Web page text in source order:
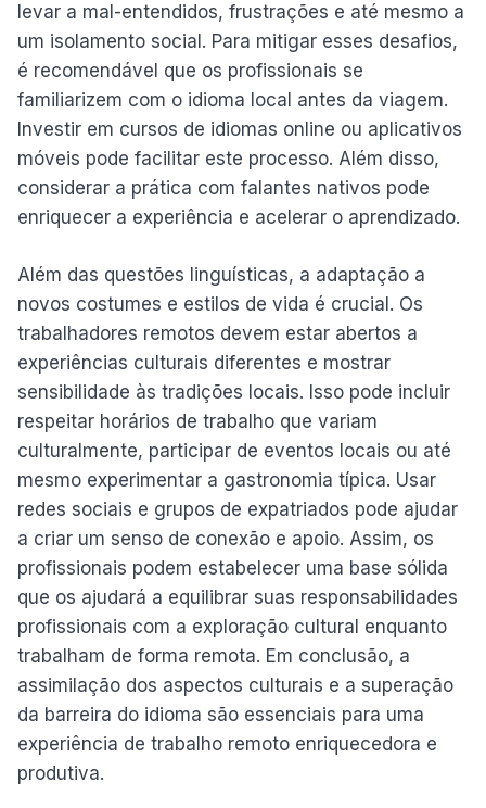
levar a mal-entendidos, frustrações e até mesmo a
um isolamento social. Para mitigar esses desafios,
é recomendável que os profissionais se
familiarizem com o idioma local antes da viagem.
Investir em cursos de idiomas online ou aplicativos
móveis pode facilitar este processo. Além disso,
considerar a prática com falantes nativos pode
enriquecer a experiência e acelerar o aprendizado.
Além das questões linguísticas, a adaptação a
novos costumes e estilos de vida é crucial. Os
trabalhadores remotos devem estar abertos a
experiências culturais diferentes e mostrar
sensibilidade às tradições locais. Isso pode incluir
respeitar horários de trabalho que variam
culturalmente, participar de eventos locais ou até
mesmo experimentar a gastronomia típica. Usar
redes sociais e grupos de expatriados pode ajudar
a criar um senso de conexão e apoio. Assim, os
profissionais podem estabelecer uma base sólida
que os ajudará a equilibrar suas responsabilidades
profissionais com a exploração cultural enquanto
trabalham de forma remota. Em conclusão, a
assimilação dos aspectos culturais e a superação
da barreira do idioma são essenciais para uma
experiência de trabalho remoto enriquecedora e
produtiva.